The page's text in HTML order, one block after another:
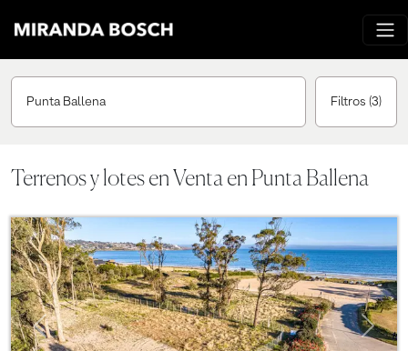
Punta Ballena Filtros (3)
Terrenos y lotes en Venta en Punta Ballena
Previous Next